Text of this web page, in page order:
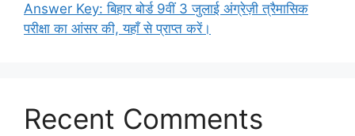
Answer Key: बिहार बोर्ड 9वीं 3 जुलाई अंग्रेज़ी त्रैमासिक
परीक्षा का आंसर की, यहाँ से प्राप्त करें।
Recent Comments